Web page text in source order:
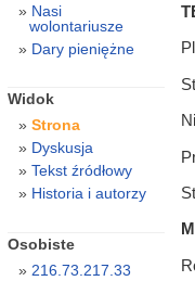
Nasi
wolontariusze
Dary pieniężne
Widok
Strona
Dyskusja
Tekst źródłowy
Historia i autorzy
Osobiste
216.73.217.33